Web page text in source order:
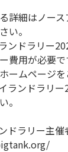
詳細はノー
い。
ンドラリー
費用が必要で
ームページを
ランドラリ
。
ドラリー主催